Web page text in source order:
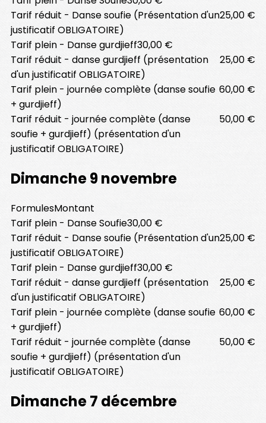
Tarif réduit - Danse soufie (Présentation d'un
justificatif OBLIGATOIRE)
25,00 €
Tarif plein - Danse gurdjieff30,00 €
Tarif réduit - danse gurdjieff (présentation
d'un justificatif OBLIGATOIRE)
25,00 €
Tarif plein - journée complète (danse soufie
+ gurdjieff)
60,00 €
Tarif réduit - journée complète (danse
soufie + gurdjieff) (présentation d'un
justificatif OBLIGATOIRE)
50,00 €
Dimanche 9 novembre
FormulesMontant
Tarif plein - Danse Soufie30,00 €
Tarif réduit - Danse soufie (Présentation d'un
justificatif OBLIGATOIRE)
25,00 €
Tarif plein - Danse gurdjieff30,00 €
Tarif réduit - danse gurdjieff (présentation
d'un justificatif OBLIGATOIRE)
25,00 €
Tarif plein - journée complète (danse soufie
+ gurdjieff)
60,00 €
Tarif réduit - journée complète (danse
soufie + gurdjieff) (présentation d'un
justificatif OBLIGATOIRE)
50,00 €
Dimanche 7 décembre